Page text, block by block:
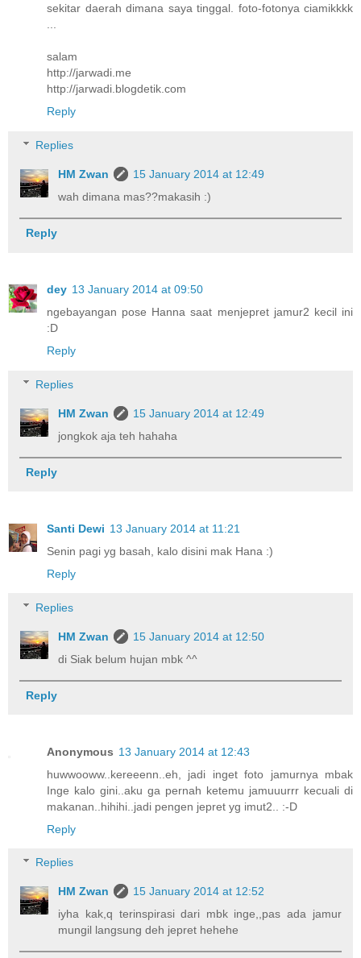
sekitar daerah dimana saya tinggal. foto-fotonya ciamikkkk
...
salam
http://jarwadi.me
http://jarwadi.blogdetik.com
Reply
Replies
HM Zwan
15 January 2014 at 12:49
wah dimana mas??makasih :)
Reply
dey 13 January 2014 at 09:50
ngebayangan pose Hanna saat menjepret jamur2 kecil ini
:D
Reply
Replies
HM Zwan
15 January 2014 at 12:49
jongkok aja teh hahaha
Reply
Santi Dewi 13 January 2014 at 11:21
Senin pagi yg basah, kalo disini mak Hana :)
Reply
Replies
HM Zwan
15 January 2014 at 12:50
di Siak belum hujan mbk ^^
Reply
Anonymous 13 January 2014 at 12:43
huwwooww..kereeenn..eh, jadi inget foto jamurnya mbak
Inge kalo gini..aku ga pernah ketemu jamuuurrr kecuali di
makanan..hihihi..jadi pengen jepret yg imut2.. :-D
Reply
Replies
HM Zwan
15 January 2014 at 12:52
iyha kak,q terinspirasi dari mbk inge,,pas ada jamur
mungil langsung deh jepret hehehe